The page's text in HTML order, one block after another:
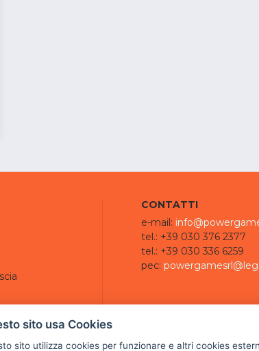
BS
CONTATTI
e-mail:
tel.: +39 030 376 2377
tel.: +39 030 336 6259
pec:
sito usa Cookies
sito utilizza cookies per funzionare e altri cookies